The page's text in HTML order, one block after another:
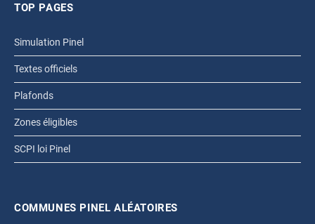
TOP PAGES
Simulation Pinel
Textes officiels
Plafonds
Zones éligibles
SCPI loi Pinel
COMMUNES PINEL ALÉATOIRES